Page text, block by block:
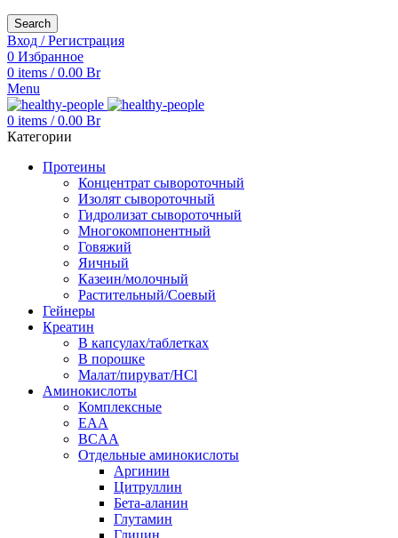
Search
Вход / Регистрация
0 Избранное
0 items / 0.00 Br
Menu
0 items / 0.00 Br
Категории
Протеины
Концентрат сывороточный
Изолят сывороточный
Гидролизат сывороточный
Многокомпонентный
Говяжий
Яичный
Казеин/молочный
Растительный/Соевый
Гейнеры
Креатин
В капсулах/таблетках
В порошке
Малат/пируват/HCl
Аминокислоты
Комплексные
EAA
BCAA
Отдельные аминокислоты
Аргинин
Цитруллин
Бета-аланин
Глутамин
Глицин